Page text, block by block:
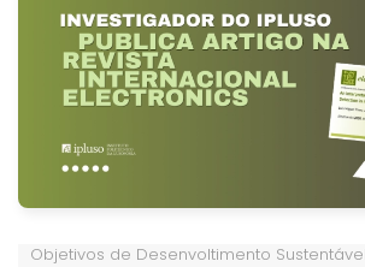
Objetivos de Desenvoltimento